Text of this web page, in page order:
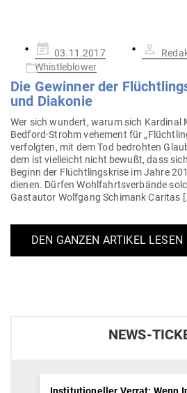
Gepostet
am
03.11.2017
Whistleblower
Die Gewinner der
und Diakonie
Wer sich wundert, warum sich Kar­dinal
Bedford-Strohm vehement für
ver­folgten, mit dem Tod bedrohten
dem ist viel­leicht nicht bewußt, dass
Beginn der Flücht­lings­krise im Jahre
dienen. Dürfen Wohl­fahrts­ver­bände
Gast­autor Wolfgang Schimank Caritas
DEN GANZEN ARTIKEL LESEN
NEWS-